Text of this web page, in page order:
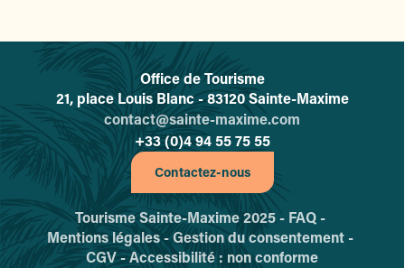
L'office de tourisme de Sainte-
Office de Tourisme
21, place Louis Blanc - 83120 Sainte-Maxime
contact@sainte-maxime.com
+33 (0)4 94 55 75 55
Contactez-nous
Tourisme Sainte-Maxime 2025 - FAQ -
Mentions légales -Gestion du consentement -
CGV -Accessibilité : non conforme